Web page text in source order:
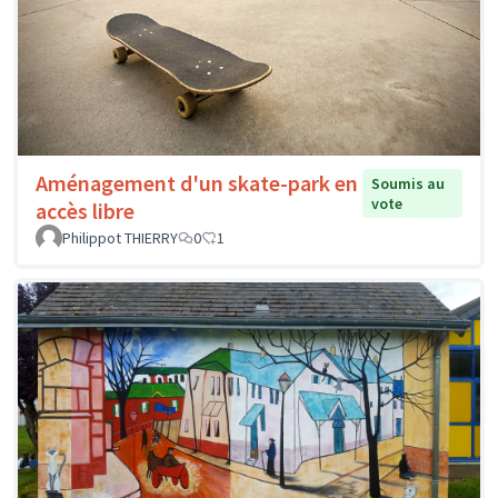
Aménagement d'un skate-park en
accès libre
Soumis au
vote
Philippot THIERRY
0 1